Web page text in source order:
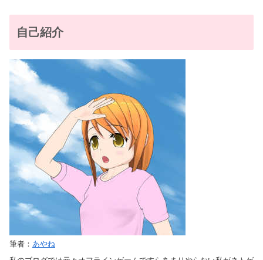
自己紹介
筆者： あやね